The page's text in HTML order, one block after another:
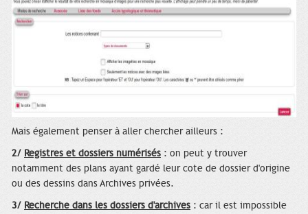
Mais également penser à aller chercher ailleurs :
2/ Registres et dossiers numérisés : on peut y trouver
notamment des plans ayant gardé leur cote de dossier d'origine
ou des dessins dans Archives privées.
3/ Recherche dans les dossiers d'archives : car il est impossible